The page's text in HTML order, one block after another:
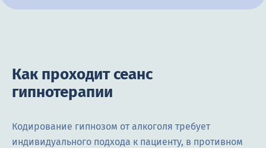
Как проходит сеанс
гипнотерапии
Кодирование гипнозом от алкоголя требует
индивидуального подхода к пациенту, в противном